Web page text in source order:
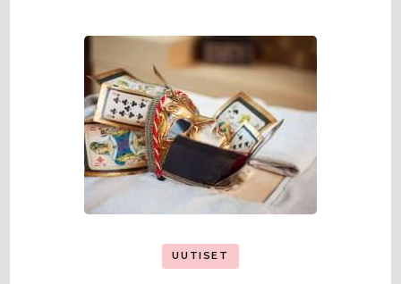
UUTISET